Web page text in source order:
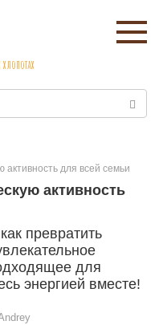
активность для всей семьи
активность
превратить
для
энергией вместе!